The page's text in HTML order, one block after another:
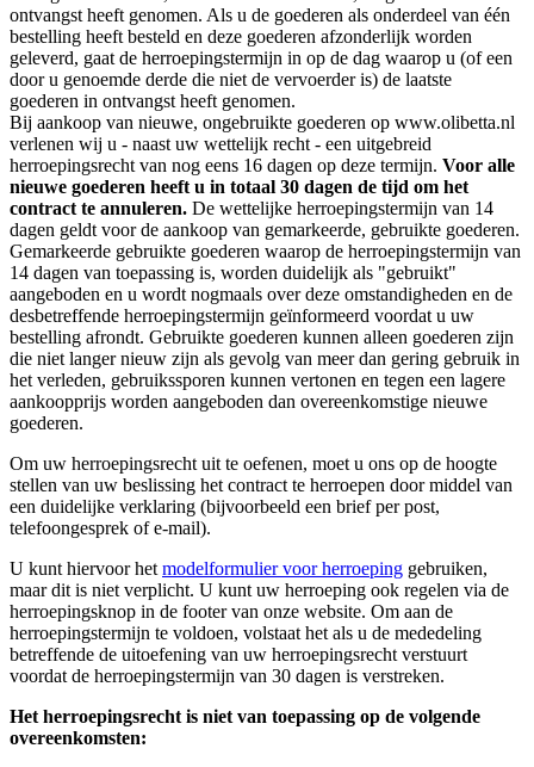
ontvangst heeft genomen. Als u de goederen als onderdeel van één
bestelling heeft besteld en deze goederen afzonderlijk worden
geleverd, gaat de herroepingstermijn in op de dag waarop u (of een
door u genoemde derde die niet de vervoerder is) de laatste
goederen in ontvangst heeft genomen.
Bij aankoop van nieuwe, ongebruikte goederen op www.olibetta.nl
verlenen wij u - naast uw wettelijk recht - een uitgebreid
herroepingsrecht van nog eens 16 dagen op deze termijn. Voor alle
nieuwe goederen heeft u in totaal 30 dagen de tijd om het
contract te annuleren. De wettelijke herroepingstermijn van 14
dagen geldt voor de aankoop van gemarkeerde, gebruikte goederen.
Gemarkeerde gebruikte goederen waarop de herroepingstermijn van
14 dagen van toepassing is, worden duidelijk als "gebruikt"
aangeboden en u wordt nogmaals over deze omstandigheden en de
desbetreffende herroepingstermijn geïnformeerd voordat u uw
bestelling afrondt. Gebruikte goederen kunnen alleen goederen zijn
die niet langer nieuw zijn als gevolg van meer dan gering gebruik in
het verleden, gebruikssporen kunnen vertonen en tegen een lagere
aankoopprijs worden aangeboden dan overeenkomstige nieuwe
goederen.
Om uw herroepingsrecht uit te oefenen, moet u ons op de hoogte
stellen van uw beslissing het contract te herroepen door middel van
een duidelijke verklaring (bijvoorbeeld een brief per post,
telefoongesprek of e-mail).
U kunt hiervoor het modelformulier voor herroeping gebruiken,
maar dit is niet verplicht. U kunt uw herroeping ook regelen via de
herroepingsknop in de footer van onze website. Om aan de
herroepingstermijn te voldoen, volstaat het als u de mededeling
betreffende de uitoefening van uw herroepingsrecht verstuurt
voordat de herroepingstermijn van 30 dagen is verstreken.
Het herroepingsrecht is niet van toepassing op de volgende
overeenkomsten: